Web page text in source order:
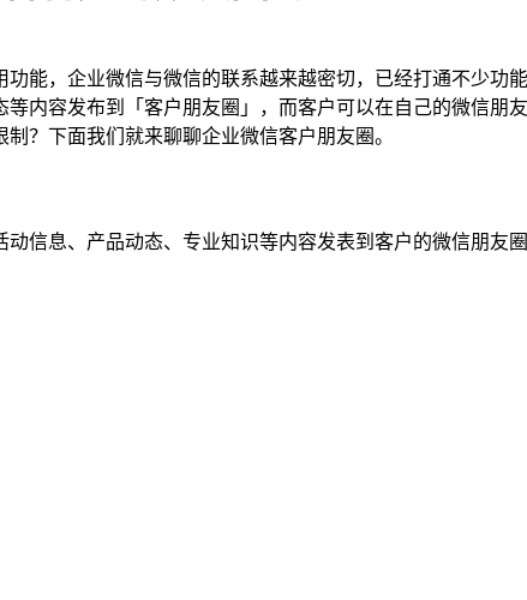
能，企业微信与微信的联系越来越密切，已经打通不少功
内容发布到「客户朋友圈」，而客户可以在自己的微信朋
？下面我们就来聊聊企业微信客户朋友圈。
信息、产品动态、专业知识等内容发表到客户的微信朋友